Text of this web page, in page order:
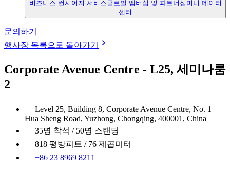
비즈니스 컨시어지 서비스글로벌 멤버십 및 파트너십 미니 데이터
센터
문의하기
행사장 목록으로 돌아가기
Corporate Avenue Centre - L25, 세미나룸
2
Level 25, Building 8, Corporate Avenue Centre, No. 1
Hua Sheng Road, Yuzhong, Chongqing, 400001, China
35명 착석 / 50명 스탠딩
818 평방피트 / 76 제곱미터
+86 23 8969 8211